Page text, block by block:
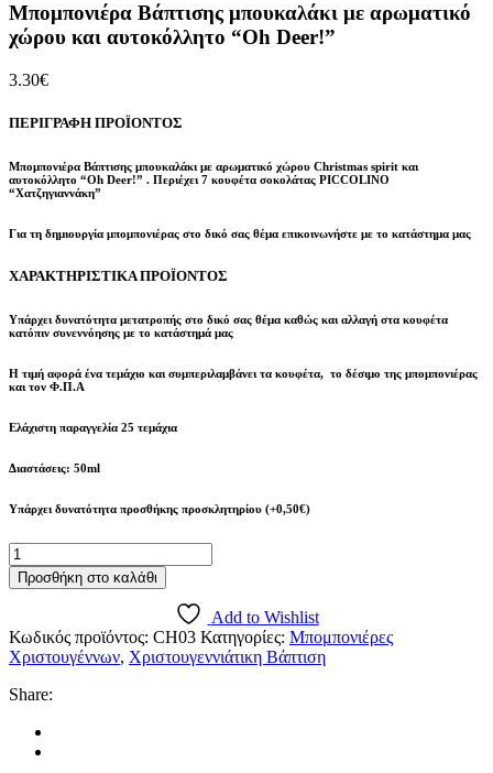
Μπομπονιέρα Βάπτισης μπουκαλάκι με αρωματικό
χώρου και αυτοκόλλητο “Oh Deer!”
3.30€
ΠΕΡΙΓΡΑΦΗ ΠΡΟΪΟΝΤΟΣ
Μπομπονιέρα Βάπτισης μπουκαλάκι με αρωματικό χώρου Christmas spirit και
αυτοκόλλητο “Oh Deer!” . Περιέχει 7 κουφέτα σοκολάτας PICCOLINO
“Χατζηγιαννάκη”
Για τη δημιουργία μπομπονιέρας στο δικό σας θέμα επικοινωνήστε με το κατάστημα μας
ΧΑΡΑΚΤΗΡΙΣΤΙΚΑ ΠΡΟΪΟΝΤΟΣ
Υπάρχει δυνατότητα μετατροπής στο δικό σας θέμα καθώς και αλλαγή στα κουφέτα
κατόπιν συνεννόησης με το κατάστημά μας
Η τιμή αφορά ένα τεμάχιο και συμπεριλαμβάνει τα κουφέτα, το δέσιμο της μπομπονιέρας
και τον Φ.Π.Α
Ελάχιστη παραγγελία 25 τεμάχια
Διαστάσεις: 50ml
Υπάρχει δυνατότητα προσθήκης προσκλητηρίου (+0,50€)
Μπομπονιέρα
Βάπτισης
μπουκαλάκι
αρωματικό
χώρου
και
αυτοκόλλητο
Deer!"
ποσότητα
Προσθήκη στο καλάθι
Add to Wishlist
Κωδικός προϊόντος: CH03 Κατηγορίες: Μπομπονιέρες
Χριστουγέννων, Χριστουγεννιάτικη Βάπτιση
Share: